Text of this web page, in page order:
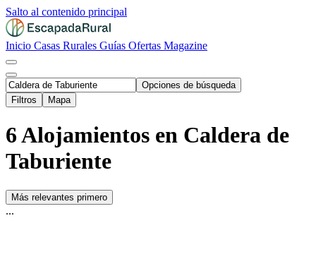
Salto al contenido principal
Inicio Casas Rurales Guías Ofertas Magazine
Opciones de búsqueda
Filtros
Mapa
6 Alojamientos en Caldera de
Taburiente
Más relevantes primero
...